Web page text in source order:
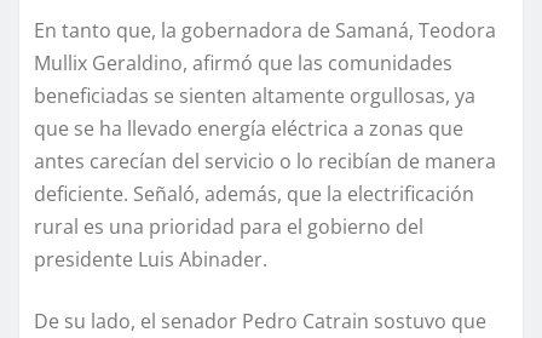
En tanto que, la gobernadora de Samaná, Teodora
Mullix Geraldino, afirmó que las comunidades
beneficiadas se sienten altamente orgullosas, ya
que se ha llevado energía eléctrica a zonas que
antes carecían del servicio o lo recibían de manera
deficiente. Señaló, además, que la electrificación
rural es una prioridad para el gobierno del
presidente Luis Abinader.
De su lado, el senador Pedro Catrain sostuvo que